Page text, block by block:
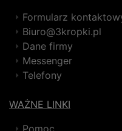
Formularz
Biuro@3kropki.pl
Dane firmy
Messenger
Telefony
WAŻNE LINKI